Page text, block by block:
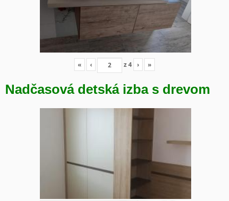
« ‹ z4 › »
Nadčasová detská izba s drevom